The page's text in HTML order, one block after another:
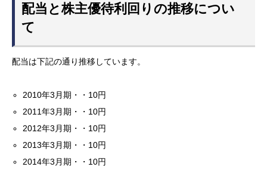
配当と株主優待利回りの推移につい
て
配当は下記の通り推移しています。
2010年3月期・・10円
2011年3月期・・10円
2012年3月期・・10円
2013年3月期・・10円
2014年3月期・・10円